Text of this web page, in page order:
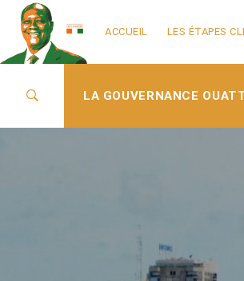
ACCUEIL LES ÉTAPES
LA GOUVERNANCE